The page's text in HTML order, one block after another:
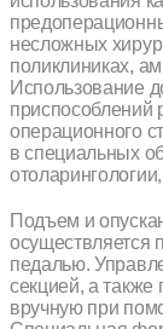
несложных
поликлиниках,
Использование
приспособлений
операционного
в специальных
Подъем и
осуществляется
педалью.
секцией, а
вручную при